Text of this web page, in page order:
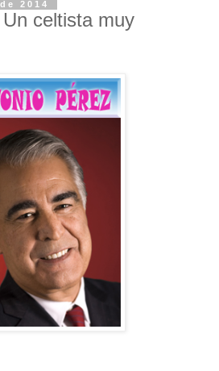
2014
celtista muy